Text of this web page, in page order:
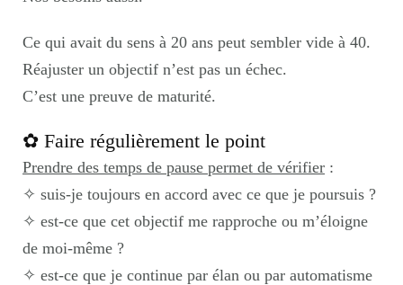
Ce qui avait du sens à 20 ans peut sembler vide à 40.
Réajuster un objectif n’est pas un échec.
C’est une preuve de maturité.
✿ Faire régulièrement le point
Prendre des temps de pause permet de vérifier :
✧ suis-je toujours en accord avec ce que je poursuis ?
✧ est-ce que cet objectif me rapproche ou m’éloigne
de moi-même ?
✧ est-ce que je continue par élan ou par automatisme